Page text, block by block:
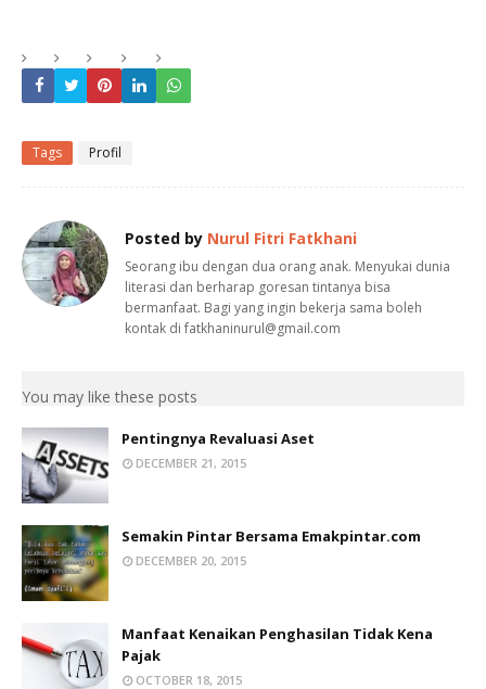
Tags Profil
Posted by Nurul Fitri Fatkhani
Seorang ibu dengan dua orang anak. Menyukai dunia
literasi dan berharap goresan tintanya bisa
bermanfaat. Bagi yang ingin bekerja sama boleh
kontak di fatkhaninurul@gmail.com
You may like these posts
Pentingnya Revaluasi Aset
DECEMBER 21, 2015
Semakin Pintar Bersama Emakpintar.com
DECEMBER 20, 2015
Manfaat Kenaikan Penghasilan Tidak Kena
Pajak
OCTOBER 18, 2015